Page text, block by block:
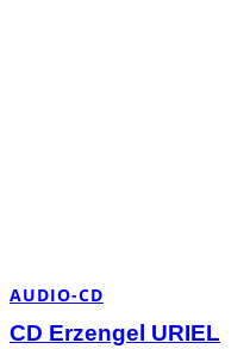
AUDIO-CD
CD Erzengel URIEL